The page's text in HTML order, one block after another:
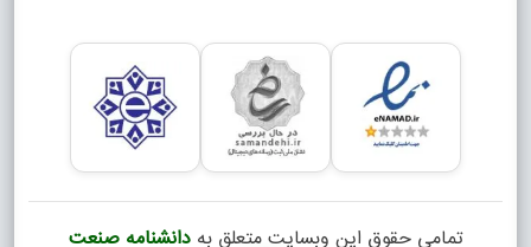
تمامی حقوق این وبسایت متعلق بهدانشنامه صنعت